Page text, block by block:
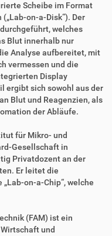
Scheibe im Format
on-a-Disk“). Der
welches
Blut innerhalb nur
Analyse aufbereitet, mit
vermessen und die
Display
ergibt sich sowohl aus der
Blut und Reagenzien, als
der Abläufe.
für Mikro- und
Gesellschaft in
Privatdozent an der
Er leitet die
on-a-Chip“, welche
(FAM) ist ein
und